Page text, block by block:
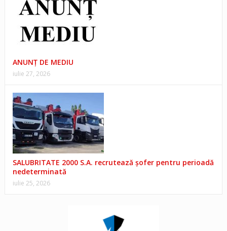
ANUNŢ DE MEDIU
iulie 27, 2026
SALUBRITATE 2000 S.A. recrutează șofer pentru perioadă
nedeterminată
iulie 25, 2026